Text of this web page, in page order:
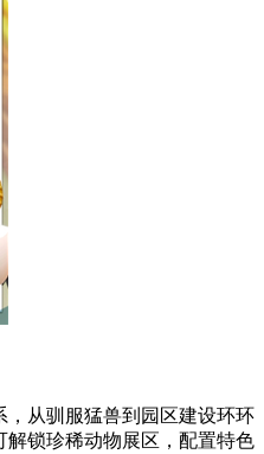
从驯服猛兽到园区建设环环
锁珍稀动物展区，配置特色